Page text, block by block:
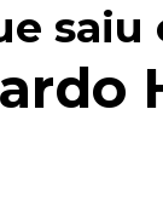
saiu